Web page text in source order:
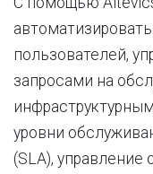
пользователей,
запросами на
уровни
(SLA),